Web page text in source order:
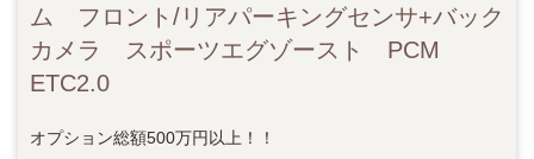
ム フロント/リアパーキングセンサ+バック
カメラ スポーツエグゾースト PCM
ETC2.0
オプション総額500万円以上！！